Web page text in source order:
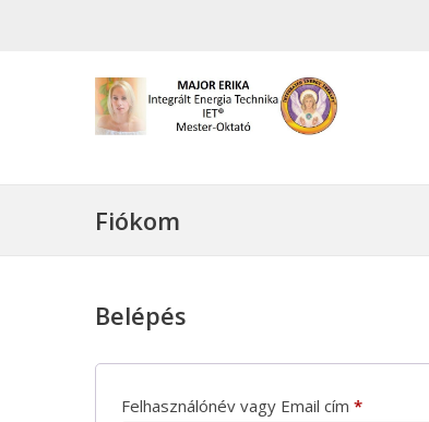
Fiókom
Belépés
Felhasználónév vagy Email cím *Kötelező